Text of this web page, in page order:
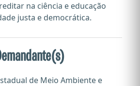
na ciência e educação
justa e democrática.
de Meio Ambiente e